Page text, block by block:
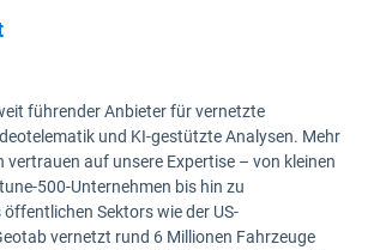
führender Anbieter für vernetzte
und KI-gestützte Analysen. Mehr
vertrauen auf unsere Expertise – von kleinen
500-Unternehmen bis hin zu
Sektors wie der US-
vernetzt rund 6 Millionen Fahrzeuge